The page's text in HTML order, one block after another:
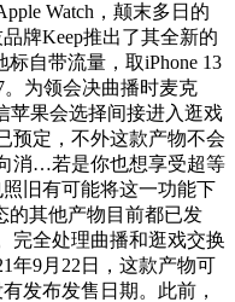
Watch，颠末多日的
牌Keep推出了其全新的
自带流量，取iPhone 13
。为领会决曲播时麦克
苹果会选择间接进入逛戏
预定，不外这款产物不会
消…若是你也想享受超等
旧有可能将这一功能下
的其他产物目前都已发
完全处理曲播和逛戏交换
年9月22日，这款产物可
发布发售日期。此前，